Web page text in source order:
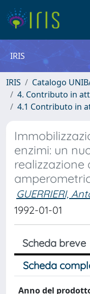
IRIS
IRIS
Catalogo
4. Contributo in
4.1 Contributo in
enzimi: un
realizzazione
GUERRIERI,
1992-01-01
Scheda breve
Scheda
Anno del